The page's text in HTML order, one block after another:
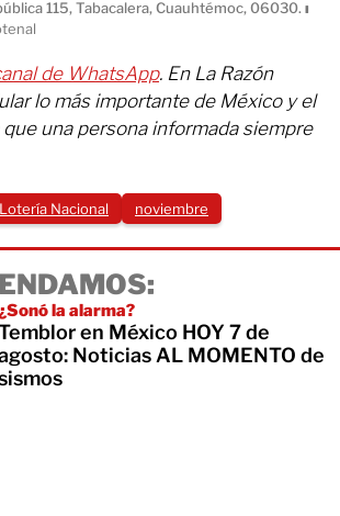
115, Tabacalera, Cuauhtémoc, 06030.ı
de WhatsApp. En La Razón
lo más importante de México y el
una persona informada siempre
Lotería Nacional noviembre
la alarma?
en México HOY 7 de
Noticias AL MOMENTO de